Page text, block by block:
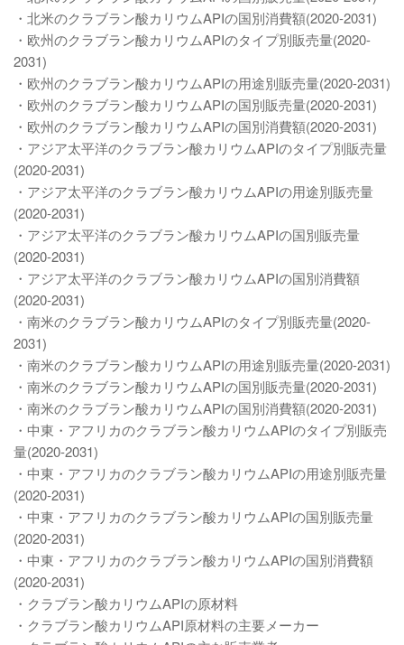
・北米のクラブラン酸カリウムAPIの国別消費額(2020-2031)
・欧州のクラブラン酸カリウムAPIのタイプ別販売量(2020-
2031)
・欧州のクラブラン酸カリウムAPIの用途別販売量(2020-2031)
・欧州のクラブラン酸カリウムAPIの国別販売量(2020-2031)
・欧州のクラブラン酸カリウムAPIの国別消費額(2020-2031)
・アジア太平洋のクラブラン酸カリウムAPIのタイプ別販売量
(2020-2031)
・アジア太平洋のクラブラン酸カリウムAPIの用途別販売量
(2020-2031)
・アジア太平洋のクラブラン酸カリウムAPIの国別販売量
(2020-2031)
・アジア太平洋のクラブラン酸カリウムAPIの国別消費額
(2020-2031)
・南米のクラブラン酸カリウムAPIのタイプ別販売量(2020-
2031)
・南米のクラブラン酸カリウムAPIの用途別販売量(2020-2031)
・南米のクラブラン酸カリウムAPIの国別販売量(2020-2031)
・南米のクラブラン酸カリウムAPIの国別消費額(2020-2031)
・中東・アフリカのクラブラン酸カリウムAPIのタイプ別販売
量(2020-2031)
・中東・アフリカのクラブラン酸カリウムAPIの用途別販売量
(2020-2031)
・中東・アフリカのクラブラン酸カリウムAPIの国別販売量
(2020-2031)
・中東・アフリカのクラブラン酸カリウムAPIの国別消費額
(2020-2031)
・クラブラン酸カリウムAPIの原材料
・クラブラン酸カリウムAPI原材料の主要メーカー